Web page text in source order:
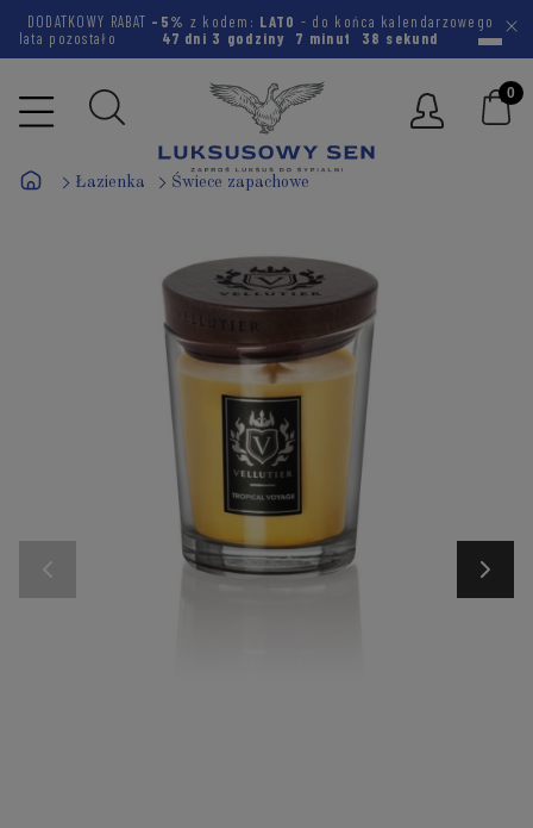
DODATKOWY RABAT -5% z kodem: LATO - do końca kalendarzowego
lata pozostało
47 dni 3 godziny 7 minut 38 sekund
Łazienka Świece zapachowe